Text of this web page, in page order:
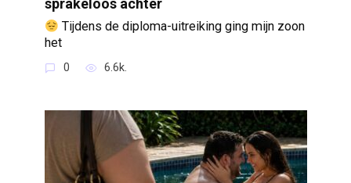
sprakeloos achter
Tijdens de diploma-uitreiking ging mijn zoon
het
0 6.6k.